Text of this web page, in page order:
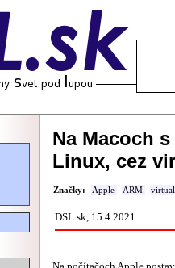
Na Macoch
Linux, cez
Značky: Apple ARM
DSL.sk, 15.4.2021